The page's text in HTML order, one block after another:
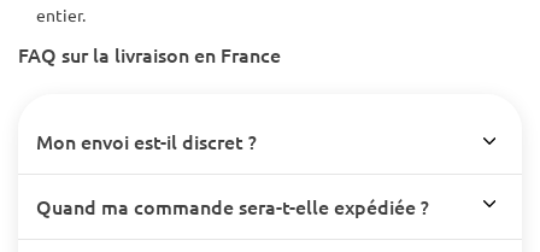
entier.
FAQ sur la livraison en France
Mon envoi est-il discret ?
Quand ma commande sera-t-elle expédiée ?